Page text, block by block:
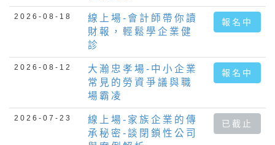
2026-08-18
線上場-會計師帶你讀
財報，輕鬆學企業健
診
報名中
2026-08-12
大瀚忠孝場-中小企業
常見的勞資爭議與職
場霸凌
報名中
2026-07-23
線上場-家族企業的傳
承秘密-談閉鎖性公司
已截止